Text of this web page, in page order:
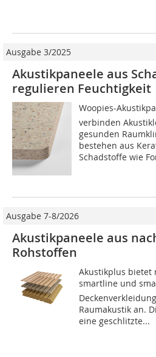
Ausgabe 3/2025
Akustikpaneele aus
regulieren Feuchtigkeit
Woopies-
verbinden
gesunden
bestehen aus
Schadstoffe wie
Ausgabe 7-8/2026
Akustikpaneele aus
Rohstoffen
Akustikplus bietet
smartline und
Raumakustik an.
eine geschlitzte...